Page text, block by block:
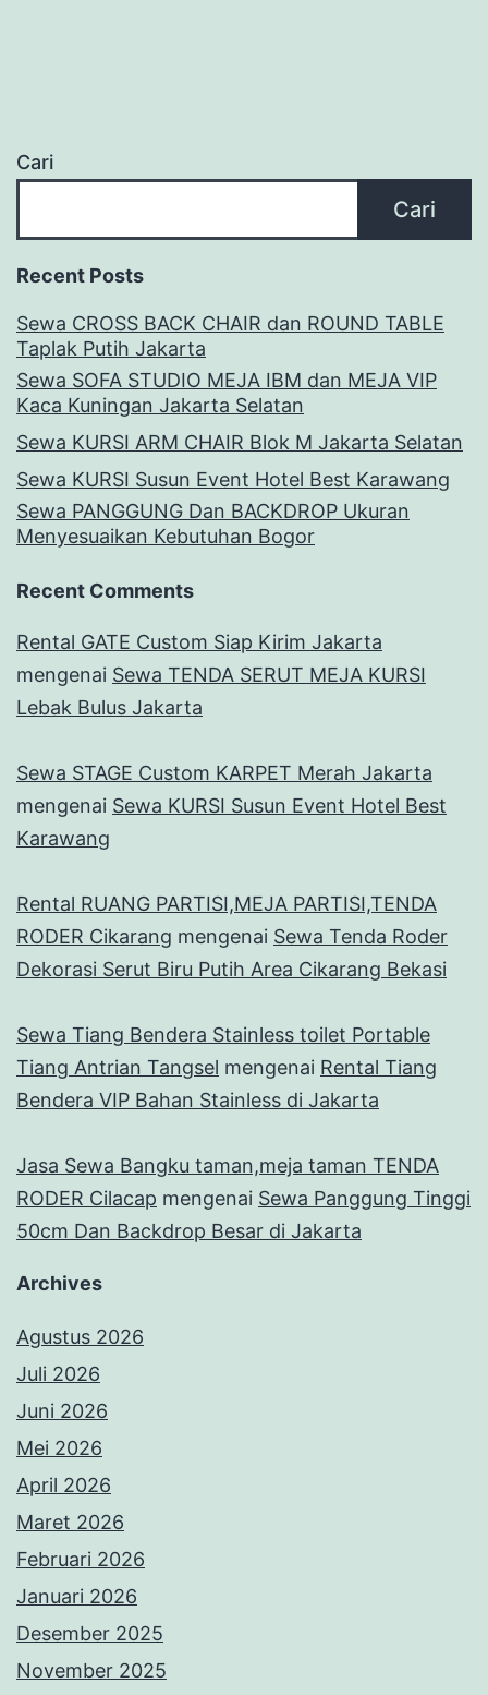
Cari
Cari
Recent Posts
Sewa CROSS BACK CHAIR dan ROUND TABLE
Taplak Putih Jakarta
Sewa SOFA STUDIO MEJA IBM dan MEJA VIP
Kaca Kuningan Jakarta Selatan
Sewa KURSI ARM CHAIR Blok M Jakarta Selatan
Sewa KURSI Susun Event Hotel Best Karawang
Sewa PANGGUNG Dan BACKDROP Ukuran
Menyesuaikan Kebutuhan Bogor
Recent Comments
Rental GATE Custom Siap Kirim Jakarta
mengenai Sewa TENDA SERUT MEJA KURSI
Lebak Bulus Jakarta
Sewa STAGE Custom KARPET Merah Jakarta
mengenai Sewa KURSI Susun Event Hotel Best
Karawang
Rental RUANG PARTISI,MEJA PARTISI,TENDA
RODER Cikarang mengenai Sewa Tenda Roder
Dekorasi Serut Biru Putih Area Cikarang Bekasi
Sewa Tiang Bendera Stainless toilet Portable
Tiang Antrian Tangsel mengenai Rental Tiang
Bendera VIP Bahan Stainless di Jakarta
Jasa Sewa Bangku taman,meja taman TENDA
RODER Cilacap mengenai Sewa Panggung Tinggi
50cm Dan Backdrop Besar di Jakarta
Archives
Agustus 2026
Juli 2026
Juni 2026
Mei 2026
April 2026
Maret 2026
Februari 2026
Januari 2026
Desember 2025
November 2025